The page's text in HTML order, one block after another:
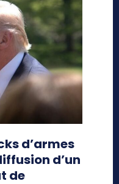
d’armes
d’un
de